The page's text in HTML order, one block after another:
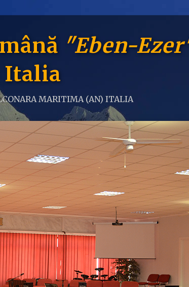
"Eben-
Italia
MARITIMA (AN) ITALIA